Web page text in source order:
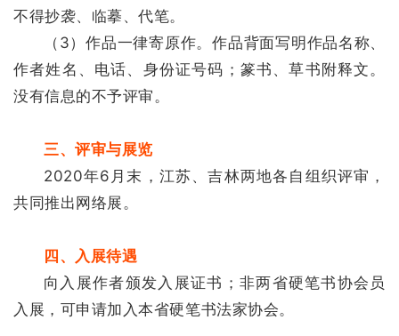
稿
学
术
研
书
边
不得抄袭、临摹、代笔。
（3）作品一律寄原作。作品背面写明作品名称、
作者姓名、电话、身份证号码；篆书、草书附释文。
没有信息的不予评审。
三、评审与展览
2020年6月末， 江苏、吉林两地各自组织评审，
共同推出网络展。
四、入展待遇
向入展作者颁发入展证书；非两省硬笔书协会员
入展，可申请加入本省硬笔书法家协会。